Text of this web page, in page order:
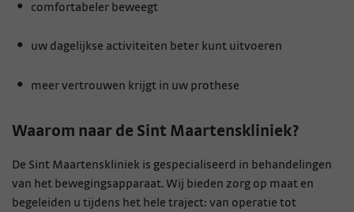
comfortabeler beweegt
uw dagelijkse activiteiten beter kunt uitvoeren
meer vertrouwen krijgt in uw prothese
Waarom naar de Sint Maartenskliniek?
De Sint Maartenskliniek is gespecialiseerd in behandelingen
van het bewegingsapparaat. Wij bieden zorg op maat en
begeleiden u tijdens het hele traject: van operatie tot